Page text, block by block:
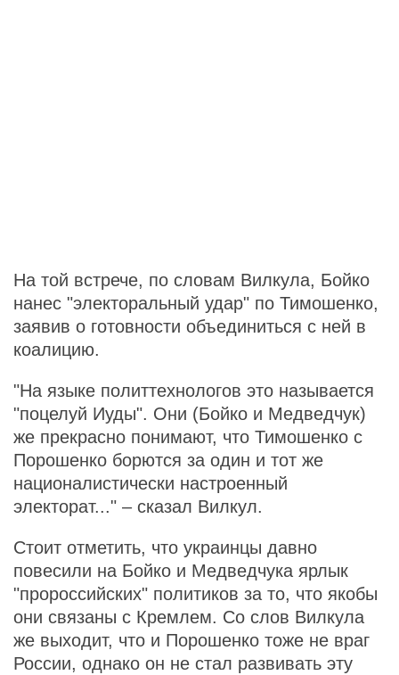
На той встрече, по словам Вилкула, Бойко
нанес "электоральный удар" по Тимошенко,
заявив о готовности объединиться с ней в
коалицию.
"На языке политтехнологов это называется
"поцелуй Иуды". Они (Бойко и Медведчук)
же прекрасно понимают, что Тимошенко с
Порошенко борются за один и тот же
националистически настроенный
электорат..." – сказал Вилкул.
Стоит отметить, что украинцы давно
повесили на Бойко и Медведчука ярлык
"пророссийских" политиков за то, что якобы
они связаны с Кремлем. Со слов Вилкула
же выходит, что и Порошенко тоже не враг
России, однако он не стал развивать эту